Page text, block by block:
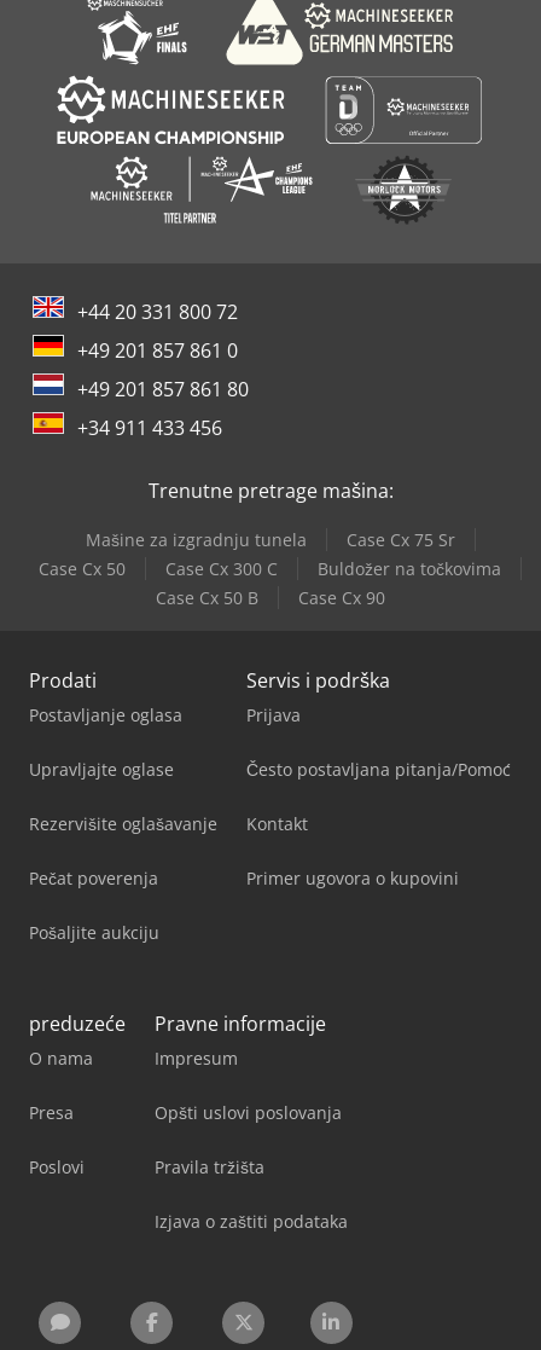
+44 20 331 800 72
+49 201 857 861 0
+49 201 857 861 80
+34 911 433 456
Trenutne pretrage mašina:
Mašine za izgradnju tunela
Case Cx 75 Sr
Case Cx 50
Case Cx 300 C
Buldožer na točkovima
Case Cx 50 B
Case Cx 90
Prodati
Postavljanje oglasa
Upravljajte oglase
Rezervišite oglašavanje
Pečat poverenja
Pošaljite aukciju
Servis i podrška
Prijava
Često postavljana pitanja/Pomoć
Kontakt
Primer ugovora o kupovini
preduzeće
O nama
Presa
Poslovi
Pravne informacije
Impresum
Opšti uslovi poslovanja
Pravila tržišta
Izjava o zaštiti podataka